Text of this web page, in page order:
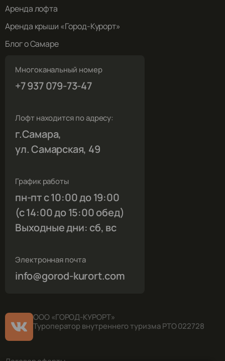
Аренда лофта
Аренда крыши «Город-Курорт»
Блог о Самаре
Многоканальный номер
+7 937 079-73-47
Лофт находится по адресу:
г.Самара,
ул. Самарская, 49
График работы
пн-пт с 10:00 до 19:00
(с 14:00 до 15:00 обед)
Выходные дни: сб, вс
Электронная почта
info@gorod-kurort.com
ООО «ГОРОД-КУРОРТ»
Туроператор внутреннего туризма РТО 022728